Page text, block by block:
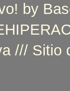
by
/// Sitio